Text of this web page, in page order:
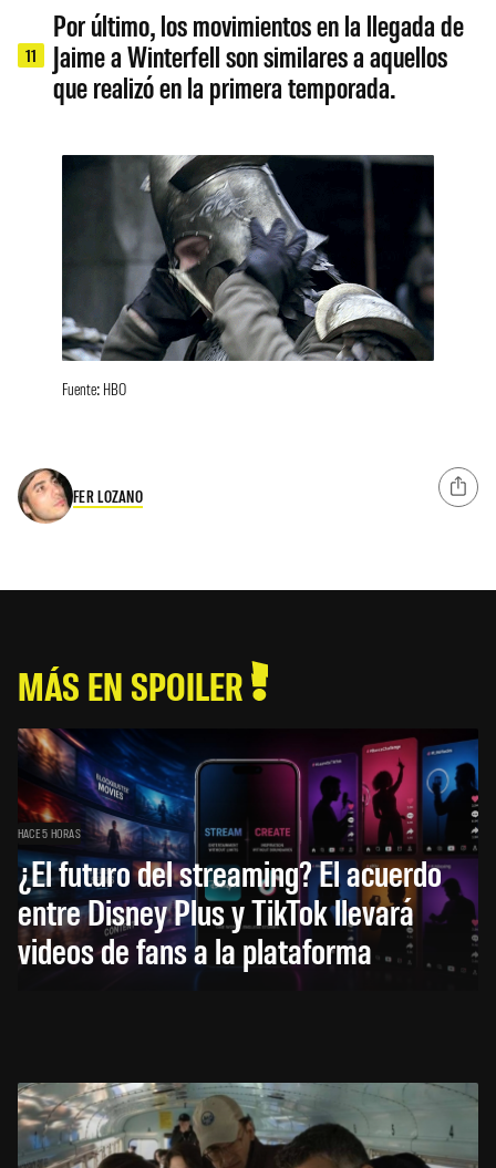
11
Por último, los movimientos en la llegada de
Jaime a Winterfell son similares a aquellos
que realizó en la primera temporada.
Fuente: HBO
FER LOZANO
MÁS EN SPOILER
HACE 5 HORAS
¿El futuro del streaming? El acuerdo
entre Disney Plus y TikTok llevará
videos de fans a la plataforma